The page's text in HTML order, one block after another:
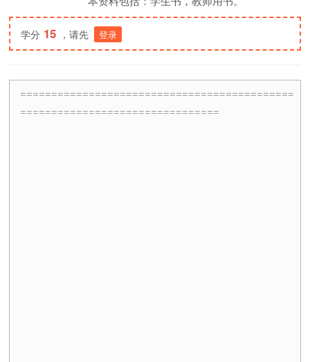
学分 15 ，请先 登录
============================================
================================